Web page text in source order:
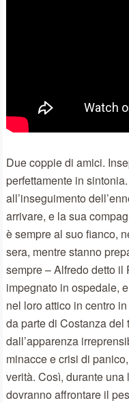
Due coppie di amici.
perfettamente in
all’inseguimento
arrivare, e la sua
è sempre al suo fianco,
sera, mentre stanno
sempre – Alfredo detto il
impegnato in ospedale,
nel loro attico in centro
da parte di Costanza del
dall’apparenza
minacce e crisi di
verità. Così, durante
dovranno affrontare il